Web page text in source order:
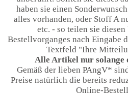
haben sie einen
alles vorhanden, oder Stoff A
etc. - so teilen sie
Bestellvorganges nach Eingabe
Textfeld "Ihre
Alle Artikel nur
Gemäß der lieben PAngV*
Preise natürlich die bereits
Online-